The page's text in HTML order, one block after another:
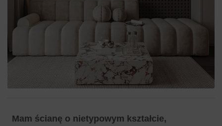
Mam ścianę o nietypowym kształcie,